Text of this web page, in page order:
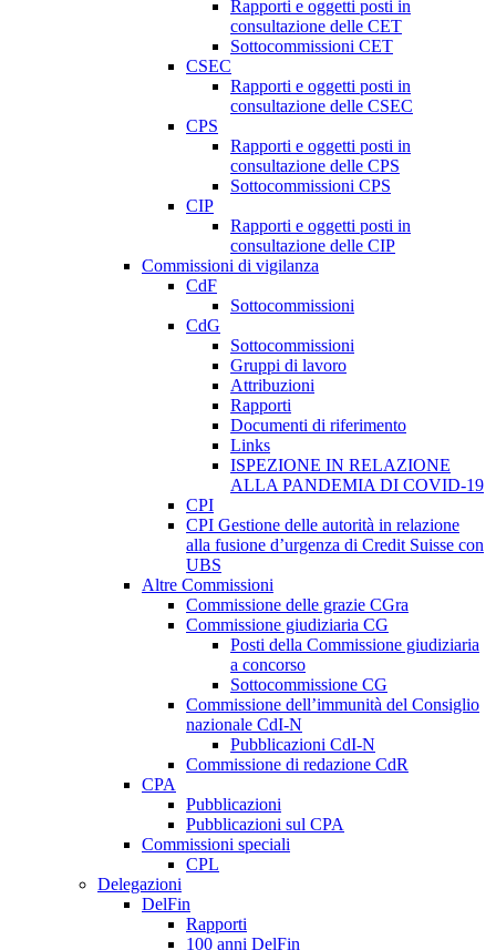
Rapporti e oggetti posti in
consultazione delle CET
Sottocommissioni CET
CSEC
Rapporti e oggetti posti in
consultazione delle CSEC
CPS
Rapporti e oggetti posti in
consultazione delle CPS
Sottocommissioni CPS
CIP
Rapporti e oggetti posti in
consultazione delle CIP
Commissioni di vigilanza
CdF
Sottocommissioni
CdG
Sottocommissioni
Gruppi di lavoro
Attribuzioni
Rapporti
Documenti di riferimento
Links
ISPEZIONE IN RELAZIONE
ALLA PANDEMIA DI COVID-19
CPI
CPI Gestione delle autorità in relazione
alla fusione d’urgenza di Credit Suisse con
UBS
Altre Commissioni
Commissione delle grazie CGra
Commissione giudiziaria CG
Posti della Commissione giudiziaria
a concorso
Sottocommissione CG
Commissione dell’immunità del Consiglio
nazionale CdI-N
Pubblicazioni CdI-N
Commissione di redazione CdR
CPA
Pubblicazioni
Pubblicazioni sul CPA
Commissioni speciali
CPL
Delegazioni
DelFin
Rapporti
100 anni DelFin